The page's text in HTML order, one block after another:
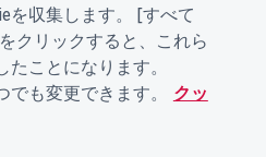
を収集します。 [すべて
クリックすると、これら
ことになります。
でも変更できます。
クッ